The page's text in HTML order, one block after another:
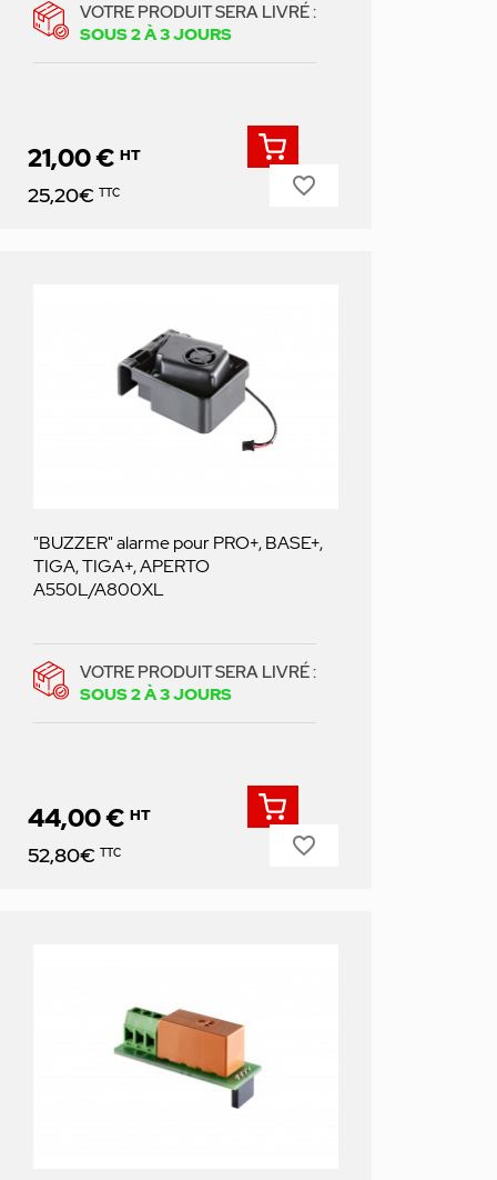
VOTRE PRODUIT SERA LIVRÉ :
SOUS 2 À 3 JOURS
Prix
21,00 € HT
25,20€ TTC favorite_border
"BUZZER" alarme pour PRO+, BASE+,
TIGA, TIGA+, APERTO
A550L/A800XL
VOTRE PRODUIT SERA LIVRÉ :
SOUS 2 À 3 JOURS
Prix
44,00 € HT
52,80€ TTC favorite_border